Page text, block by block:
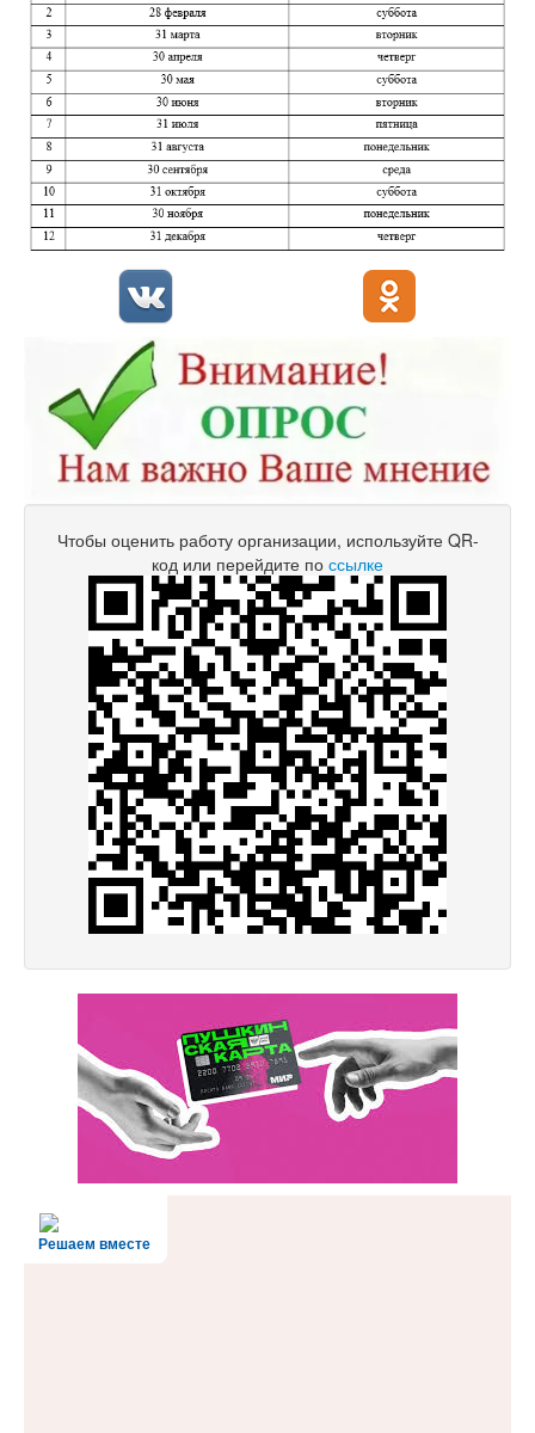
Чтобы оценить работу организации, используйте QR-
код или перейдите по ссылке
Решаем вместе